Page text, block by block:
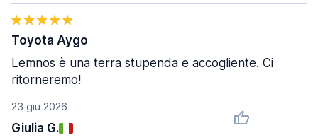
23 giu 2026
Giulia G.
Toyota Aygo
Lemnos è una terra stupenda e accogliente. Ci
ritorneremo!